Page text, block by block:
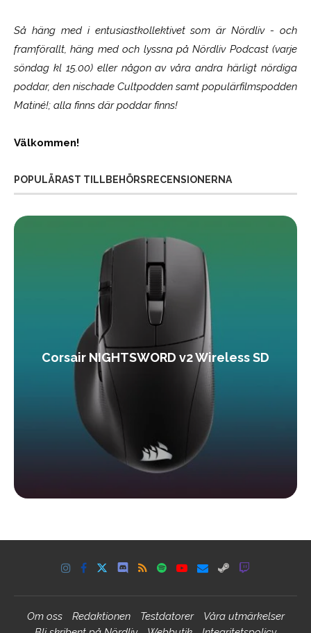
Så häng med i entusiastkollektivet som ärNördliv- och
framförallt, häng med och lyssna på Nördliv Podcast (varje
söndag kl 15.00) eller någon av våra andra härligt nördiga
poddar, den nischade Cultpodden samt populärfilmspodden
Matiné!; alla finns där poddar finns!
Välkommen!
POPULÄRAST TILLBEHÖRSRECENSIONERNA
Corsair NIGHTSWORD v2 Wireless SD
Om oss Redaktionen Testdatorer
Våra utmärkelser